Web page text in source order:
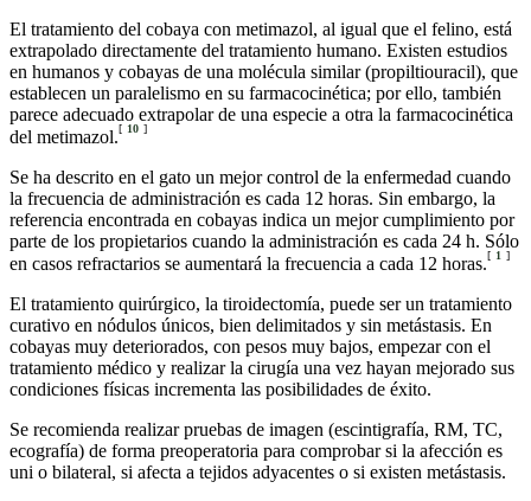
El tratamiento del cobaya con metimazol, al igual que el felino, está
extrapolado directamente del tratamiento humano. Existen estudios
en humanos y cobayas de una molécula similar (propiltiouracil), que
establecen un paralelismo en su farmacocinética; por ello, también
parece adecuado extrapolar de una especie a otra la farmacocinética
del metimazol.[ 10 ]
Se ha descrito en el gato un mejor control de la enfermedad cuando
la frecuencia de administración es cada 12 horas. Sin embargo, la
referencia encontrada en cobayas indica un mejor cumplimiento por
parte de los propietarios cuando la administración es cada 24 h. Sólo
en casos refractarios se aumentará la frecuencia a cada 12 horas.[ 1 ]
El tratamiento quirúrgico, la tiroidectomía, puede ser un tratamiento
curativo en nódulos únicos, bien delimitados y sin metástasis. En
cobayas muy deteriorados, con pesos muy bajos, empezar con el
tratamiento médico y realizar la cirugía una vez hayan mejorado sus
condiciones físicas incrementa las posibilidades de éxito.
Se recomienda realizar pruebas de imagen (escintigrafía, RM, TC,
ecografía) de forma preoperatoria para comprobar si la afección es
uni o bilateral, si afecta a tejidos adyacentes o si existen metástasis.